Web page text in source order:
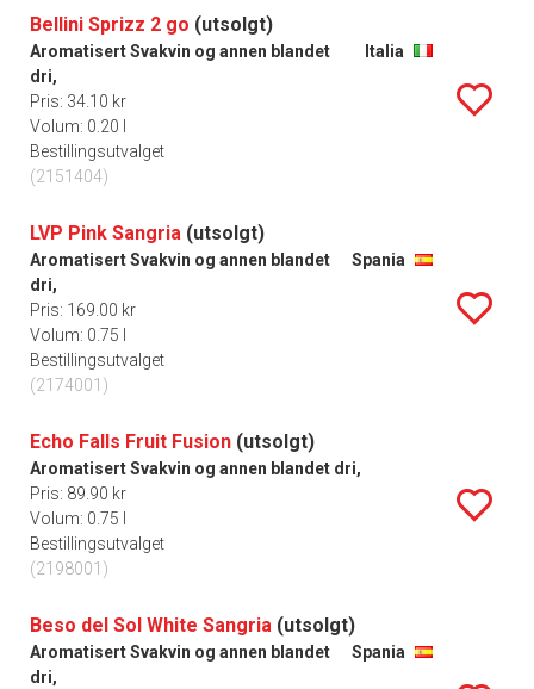
Bellini Sprizz 2 go (utsolgt)
Aromatisert Svakvin og annen blandet
dri,
Italia
Pris: 34.10 kr
Volum: 0.20 l
Bestillingsutvalget
(2151404)
LVP Pink Sangria (utsolgt)
Aromatisert Svakvin og annen blandet
dri,
Spania
Pris: 169.00 kr
Volum: 0.75 l
Bestillingsutvalget
(2174001)
Echo Falls Fruit Fusion (utsolgt)
Aromatisert Svakvin og annen blandet dri,
Pris: 89.90 kr
Volum: 0.75 l
Bestillingsutvalget
(2198001)
Beso del Sol White Sangria (utsolgt)
Aromatisert Svakvin og annen blandet
dri,
Spania